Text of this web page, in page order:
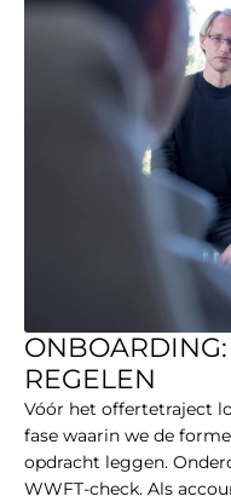
REGELEN
Vóór het offertetraject
fase waarin we de
opdracht leggen.
WWFT-check. Als